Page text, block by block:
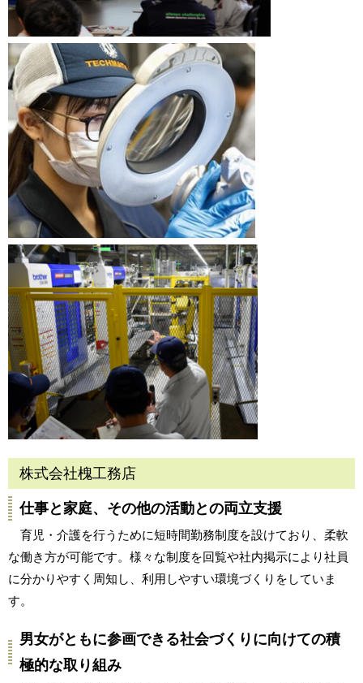
株式会社槐工務店
仕事と家庭、その他の活動との両立支援
育児・介護を行うために短時間勤務制度を設けており、柔軟
な働き方が可能です。様々な制度を回覧や社内掲示により社員
に分かりやすく周知し、利用しやすい環境づくりをしていま
す。
男女がともに参画できる社会づくりに向けての積
極的な取り組み